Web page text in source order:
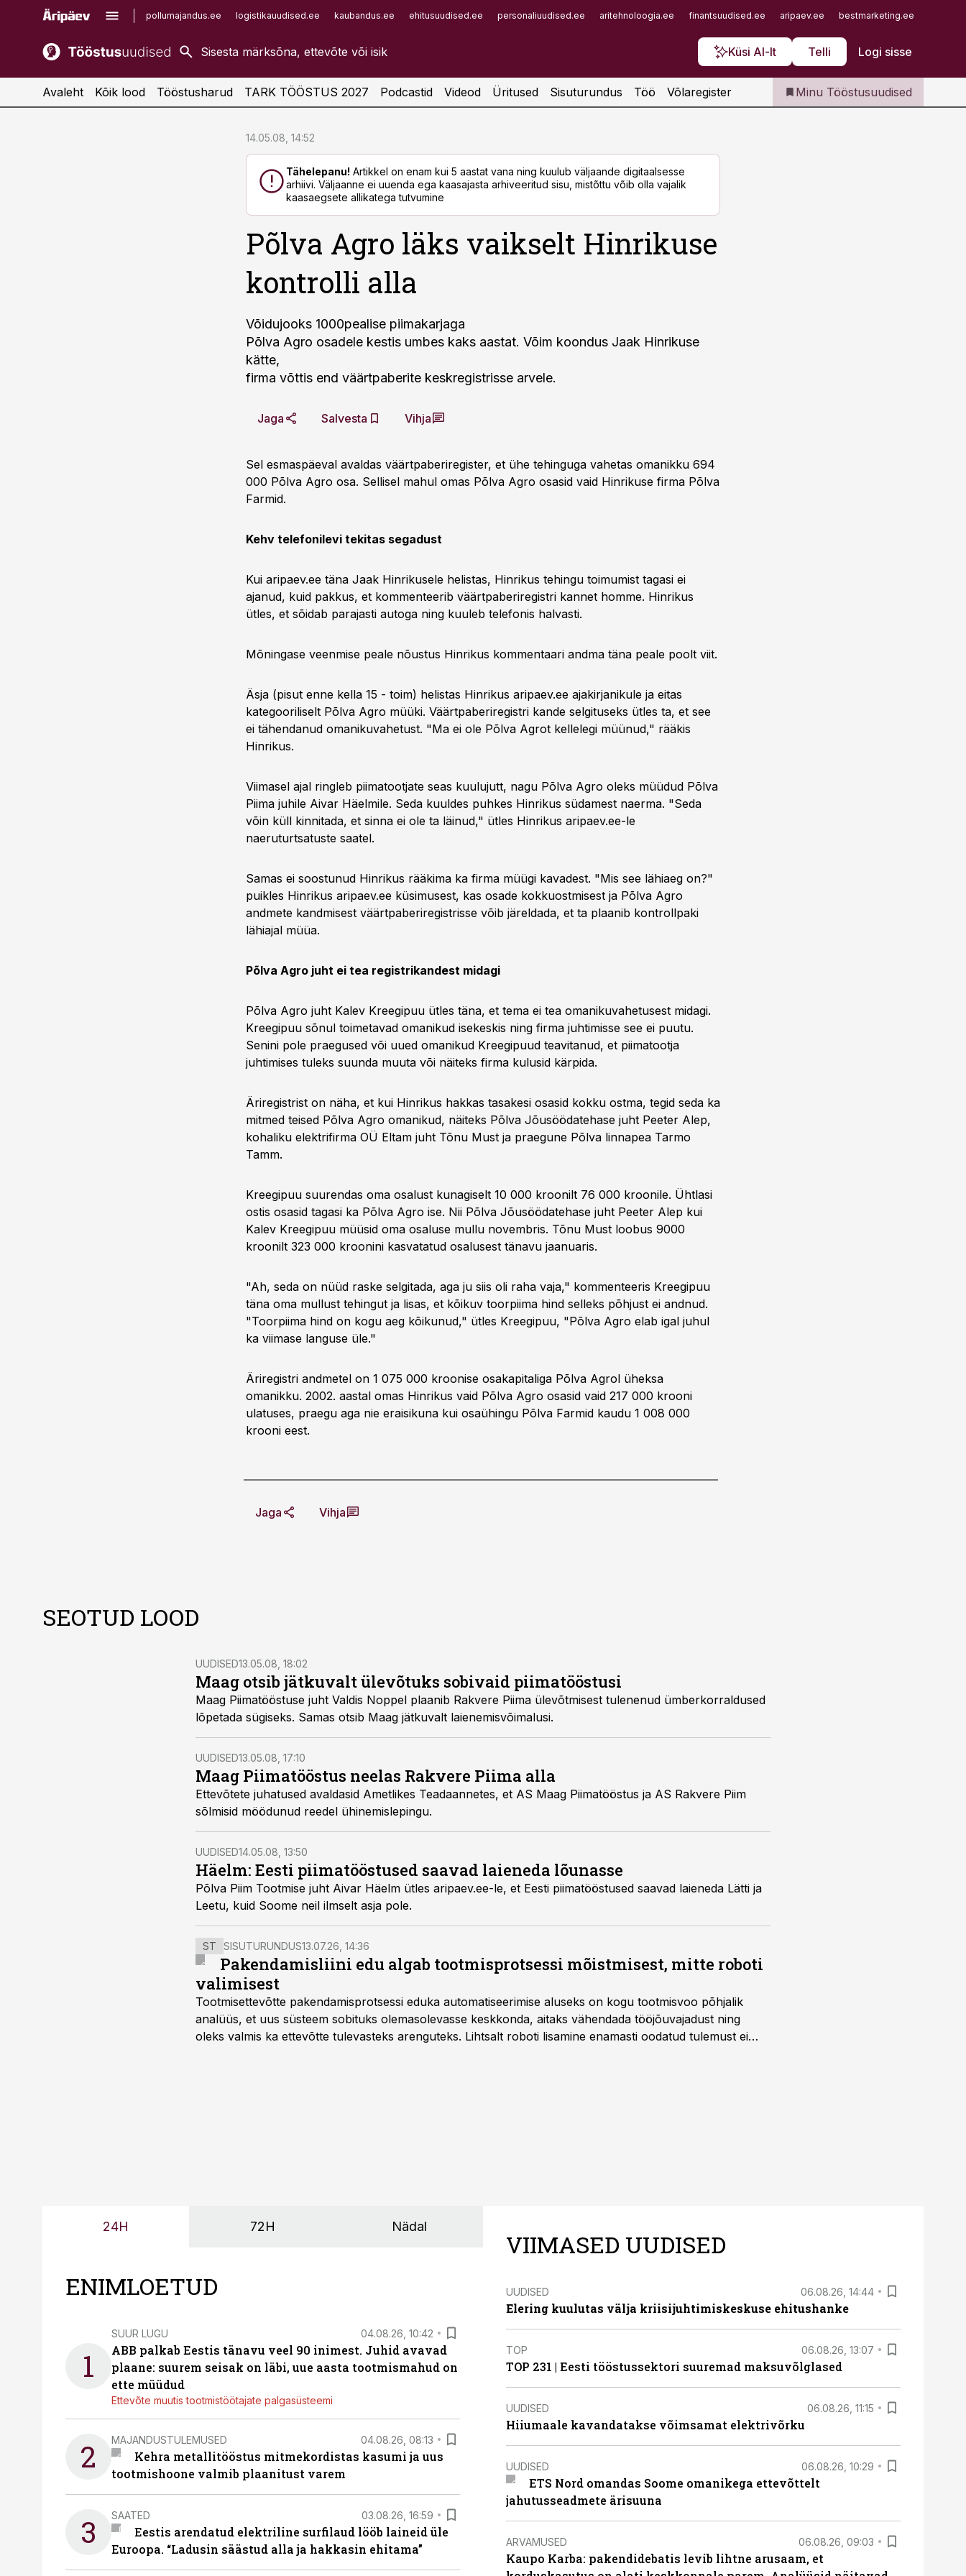
pollumajandus.ee logistikauudised.ee kaubandus.ee ehitusuudised.ee personaliuudised.ee aritehnoloogia.ee finantsuudised.ee aripaev.ee bestmarketing.ee
Küsi AI-lt Telli Logi sisse
kaubandus.ee
kinnisvarauudised.ee
imelineajalugu.ee
Infopank
Iseteenindus
Telli Tööstusuudised
Avaleht Kõik lood Tööstusharud TARK TÖÖSTUS 2027 Podcastid Videod Üritused Sisuturundus Töö Võlaregister Minu Tööstusuudised
14.05.08, 14:52
Tähelepanu! Artikkel on enam kui 5 aastat vana ning kuulub väljaande digitaalsesse
arhiivi. Väljaanne ei uuenda ega kaasajasta arhiveeritud sisu, mistõttu võib olla vajalik
kaasaegsete allikatega tutvumine
Põlva Agro läks vaikselt Hinrikuse
kontrolli alla
Võidujooks 1000pealise piimakarjaga
Põlva Agro osadele kestis umbes kaks aastat. Võim koondus Jaak Hinrikuse
kätte,
firma võttis end väärtpaberite keskregistrisse arvele.
Jaga Salvesta Vihja
Sel esmaspäeval avaldas väärtpaberiregister, et ühe tehinguga vahetas omanikku 694
000 Põlva Agro osa. Sellisel mahul omas Põlva Agro osasid vaid Hinrikuse firma Põlva
Farmid.
Kehv telefonilevi tekitas segadust
Kui aripaev.ee täna Jaak Hinrikusele helistas, Hinrikus tehingu toimumist tagasi ei
ajanud, kuid pakkus, et kommenteerib väärtpaberiregistri kannet homme. Hinrikus
ütles, et sõidab parajasti autoga ning kuuleb telefonis halvasti.
Mõningase veenmise peale nõustus Hinrikus kommentaari andma täna peale poolt viit.
Äsja (pisut enne kella 15 - toim) helistas Hinrikus aripaev.ee ajakirjanikule ja eitas
kategooriliselt Põlva Agro müüki. Väärtpaberiregistri kande selgituseks ütles ta, et see
ei tähendanud omanikuvahetust. "Ma ei ole Põlva Agrot kellelegi müünud," rääkis
Hinrikus.
Viimasel ajal ringleb piimatootjate seas kuulujutt, nagu Põlva Agro oleks müüdud Põlva
Piima juhile Aivar Häelmile. Seda kuuldes puhkes Hinrikus südamest naerma. "Seda
võin küll kinnitada, et sinna ei ole ta läinud," ütles Hinrikus aripaev.ee-le
naeruturtsatuste saatel.
Samas ei soostunud Hinrikus rääkima ka firma müügi kavadest. "Mis see lähiaeg on?"
puikles Hinrikus aripaev.ee küsimusest, kas osade kokkuostmisest ja Põlva Agro
andmete kandmisest väärtpaberiregistrisse võib järeldada, et ta plaanib kontrollpaki
lähiajal müüa.
Põlva Agro juht ei tea registrikandest midagi
Põlva Agro juht Kalev Kreegipuu ütles täna, et tema ei tea omanikuvahetusest midagi.
Kreegipuu sõnul toimetavad omanikud isekeskis ning firma juhtimisse see ei puutu.
Senini pole praegused või uued omanikud Kreegipuud teavitanud, et piimatootja
juhtimises tuleks suunda muuta või näiteks firma kulusid kärpida.
Äriregistrist on näha, et kui Hinrikus hakkas tasakesi osasid kokku ostma, tegid seda ka
mitmed teised Põlva Agro omanikud, näiteks Põlva Jõusöödatehase juht Peeter Alep,
kohaliku elektrifirma OÜ Eltam juht Tõnu Must ja praegune Põlva linnapea Tarmo
Tamm.
Kreegipuu suurendas oma osalust kunagiselt 10 000 kroonilt 76 000 kroonile. Ühtlasi
ostis osasid tagasi ka Põlva Agro ise. Nii Põlva Jõusöödatehase juht Peeter Alep kui
Kalev Kreegipuu müüsid oma osaluse mullu novembris. Tõnu Must loobus 9000
kroonilt 323 000 kroonini kasvatatud osalusest tänavu jaanuaris.
"Ah, seda on nüüd raske selgitada, aga ju siis oli raha vaja," kommenteeris Kreegipuu
täna oma mullust tehingut ja lisas, et kõikuv toorpiima hind selleks põhjust ei andnud.
"Toorpiima hind on kogu aeg kõikunud," ütles Kreegipuu, "Põlva Agro elab igal juhul
ka viimase languse üle."
Äriregistri andmetel on 1 075 000 kroonise osakapitaliga Põlva Agrol üheksa
omanikku. 2002. aastal omas Hinrikus vaid Põlva Agro osasid vaid 217 000 krooni
ulatuses, praegu aga nie eraisikuna kui osaühingu Põlva Farmid kaudu 1 008 000
krooni eest.
Jaga Vihja
SEOTUD LOOD
UUDISED13.05.08, 18:02
Maag otsib jätkuvalt ülevõtuks sobivaid piimatööstusi
Maag Piimatööstuse juht Valdis Noppel plaanib Rakvere Piima ülevõtmisest tulenenud ümberkorraldused
lõpetada sügiseks. Samas otsib Maag jätkuvalt laienemisvõimalusi.
UUDISED13.05.08, 17:10
Maag Piimatööstus neelas Rakvere Piima alla
Ettevõtete juhatused avaldasid Ametlikes Teadaannetes, et AS Maag Piimatööstus ja AS Rakvere Piim
sõlmisid möödunud reedel ühinemislepingu.
UUDISED14.05.08, 13:50
Häelm: Eesti piimatööstused saavad laieneda lõunasse
Põlva Piim Tootmise juht Aivar Häelm ütles aripaev.ee-le, et Eesti piimatööstused saavad laieneda Lätti ja
Leetu, kuid Soome neil ilmselt asja pole.
ST SISUTURUNDUS13.07.26, 14:36
Pakendamisliini edu algab tootmisprotsessi mõistmisest, mitte roboti
valimisest
Tootmisettevõtte pakendamisprotsessi eduka automatiseerimise aluseks on kogu tootmisvoo põhjalik
analüüs, et uus süsteem sobituks olemasolevasse keskkonda, aitaks vähendada tööjõuvajadust ning
oleks valmis ka ettevõtte tulevasteks arenguteks. Lihtsalt roboti lisamine enamasti oodatud tulemust ei
24H 72H Nädal
ENIMLOETUD
1
SUUR LUGU 04.08.26, 10:42
ABB palkab Eestis tänavu veel 90 inimest. Juhid avavad
plaane: suurem seisak on läbi, uue aasta tootmismahud on
ette müüdud
Ettevõte muutis tootmistöötajate palgasüsteemi
2 MAJANDUSTULEMUSED 04.08.26, 08:13
Kehra metallitööstus mitmekordistas kasumi ja uus
tootmishoone valmib plaanitust varem
3 SAATED 03.08.26, 16:59
Eestis arendatud elektriline surfilaud lööb laineid üle
Euroopa. “Ladusin säästud alla ja hakkasin ehitama”
VIIMASED UUDISED
UUDISED 06.08.26, 14:44
Elering kuulutas välja kriisijuhtimiskeskuse ehitushanke
TOP 06.08.26, 13:07
TOP 231 | Eesti tööstussektori suuremad maksuvõlglased
UUDISED 06.08.26, 11:15
Hiiumaale kavandatakse võimsamat elektrivõrku
UUDISED 06.08.26, 10:29
ETS Nord omandas Soome omanikega ettevõttelt
jahutusseadmete ärisuuna
ARVAMUSED 06.08.26, 09:03
Kaupo Karba: pakendidebatis levib lihtne arusaam, et